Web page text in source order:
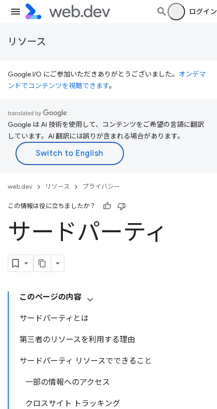
ログイン
リソース
Google I/O にご参加いただきありがとうございました。 オンデマ
ンドでコンテンツを視聴できます。
Google は AI 技術を使用して、コンテンツをご希望の言語に翻訳
しています。AI 翻訳には誤りが含まれる場合があります。
web.dev リソース プライバシー
この情報は役に立ちましたか？
サードパーティ
このページの内容
サードパーティとは
第三者のリソースを利用する理由
サードパーティ リソースでできること
一部の情報へのアクセス
クロスサイト トラッキング